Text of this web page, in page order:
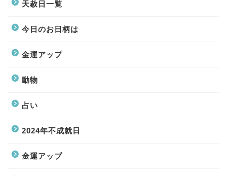
天赦日一覧
今日のお日柄は
金運アップ
動物
占い
2024年不成就日
金運アップ